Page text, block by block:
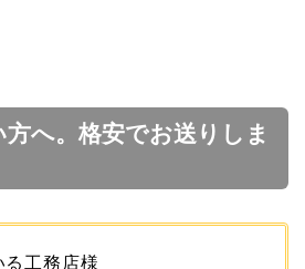
方へ。格安でお送りしま
る工務店様